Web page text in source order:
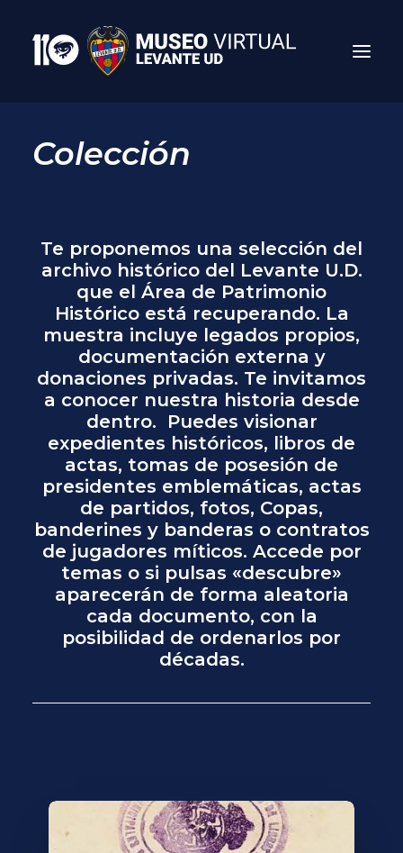
Search
Colección
Te proponemos una selección del
archivo histórico del Levante U.D.
que el Área de Patrimonio
Histórico está recuperando. La
muestra incluye legados propios,
documentación externa y
donaciones privadas. Te invitamos
a conocer nuestra historia desde
dentro.
Puedes visionar
expedientes históricos, libros de
actas, tomas de posesión de
presidentes emblemáticas, actas
de partidos, fotos, Copas,
banderines y banderas o contratos
de jugadores míticos. Accede por
temas o si pulsas «descubre»
aparecerán de forma aleatoria
cada documento, con la
posibilidad de ordenarlos por
décadas.